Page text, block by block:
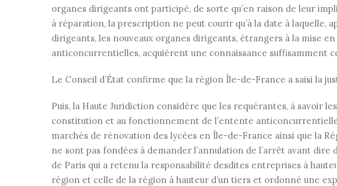
organes dirigeants ont participé, de sorte qu’en raison de leur
à réparation, la prescription ne peut courir qu’à la date à laquelle,
dirigeants, les nouveaux organes dirigeants, étrangers à la mise
anticoncurrentielles, acquièrent une connaissance suffisamment
Le Conseil d’État confirme que la région Île-de-France a saisi la
Puis, la Haute Juridiction considère que les requérantes, à savoir
constitution et au fonctionnement de l’entente anticoncurrentielle
marchés de rénovation des lycées en Île-de-France ainsi que la
ne sont pas fondées à demander l’annulation de l’arrêt avant dire
de Paris qui a retenu la responsabilité desdites entreprises à
région et celle de la région à hauteur d’un tiers et ordonné une